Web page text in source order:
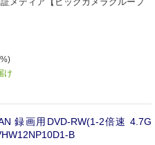
け
録画用DVD-RW(1-2倍速 4.7G
B